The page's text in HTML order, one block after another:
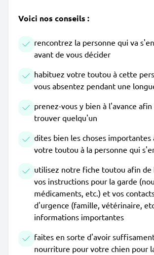
Voici nos conseils :
rencontrez la personne qui va
avant de vous décider
habituez votre toutou à cette
vous absentez pendant une
prenez-vous y bien à l'avance
trouver quelqu'un
dites bien les choses importantes
votre toutou à la personne qui
utilisez notre fiche toutou afin de
vos instructions pour la garde
médicaments, etc.) et vos
d'urgence (famille, vétérinaire,
informations importantes
faites en sorte d'avoir
nourriture pour votre chien pour